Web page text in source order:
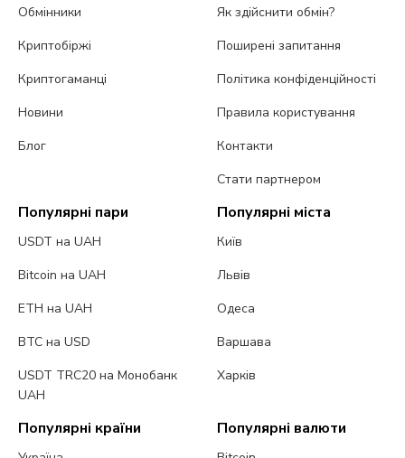
Обмінники
Криптобіржі
Криптогаманці
Новини
Блог
Як здійснити обмін?
Поширені запитання
Політика конфіденційності
Правила користування
Контакти
Стати партнером
Популярні пари
USDT на UAH
Bitcoin на UAH
ETH на UAH
BTC на USD
USDT TRC20 на Монобанк
UAH
Популярні міста
Київ
Львів
Одеса
Варшава
Харків
Популярні країни Популярні валюти